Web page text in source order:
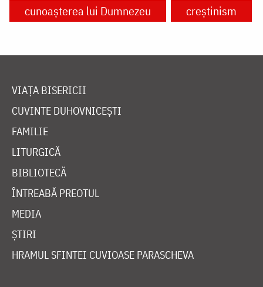
cunoașterea lui Dumnezeu
creștinism
VIAȚA BISERICII
CUVINTE DUHOVNICEȘTI
FAMILIE
LITURGICĂ
BIBLIOTECĂ
ÎNTREABĂ PREOTUL
MEDIA
ȘTIRI
HRAMUL SFINTEI CUVIOASE PARASCHEVA